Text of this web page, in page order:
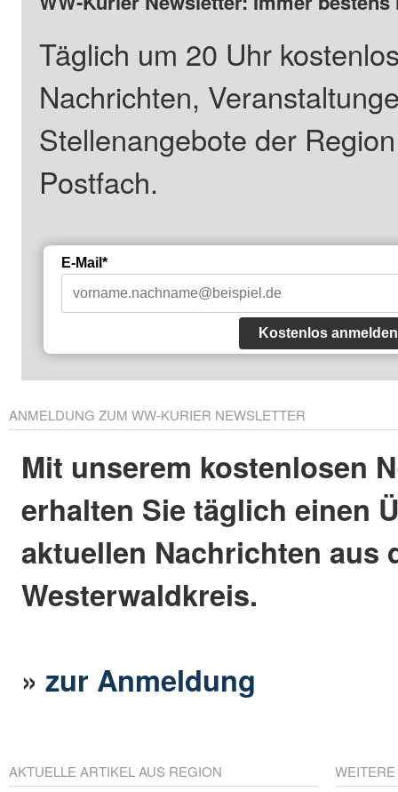
Täglich um 20 Uhr
Nachrichten,
Stellenangebote der
Postfach.
E-Mail*
Kostenlos anmelden
ANMELDUNG ZUM WW-KURIER NEWSLETTER
Mit unserem kostenlosen
erhalten Sie täglich einen
aktuellen Nachrichten aus
Westerwaldkreis.
»zur Anmeldung
AKTUELLE ARTIKEL AUS REGION